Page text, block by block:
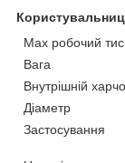
Max робочий
Вага
Внутрішній
Діаметр
Застосування